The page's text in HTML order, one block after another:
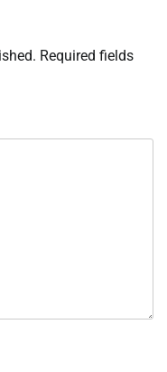
Required fields